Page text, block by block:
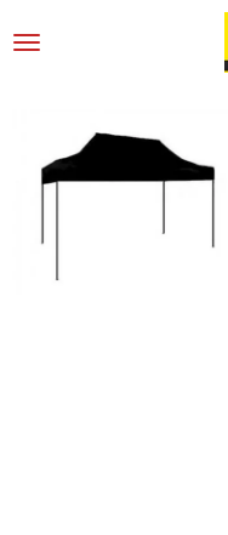
direct
hoofdinhoud